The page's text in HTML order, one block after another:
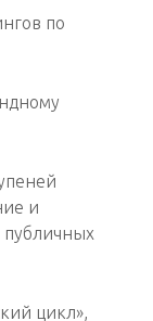
по
и
публичных
цикл»,